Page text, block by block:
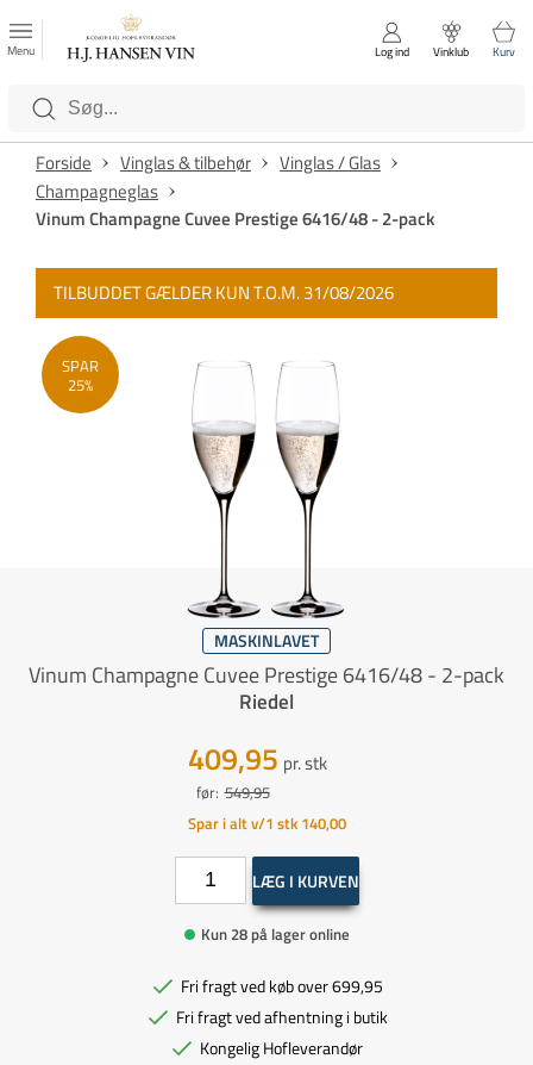
Luk
Kategorier
Menu Log ind Vinklub Kurv
Forside Vinglas & tilbehør
Vinglas / Glas
Champagneglas
Vinum Champagne Cuvee Prestige 6416/48 - 2-pack
TILBUDDET GÆLDER KUN T.O.M. 31/08/2026
SPAR
25%
MASKINLAVET
Vinum Champagne Cuvee Prestige 6416/48 - 2-pack
Riedel
409,95 pr. stk
før: 549,95
Spar i alt v/1 stk 140,00
LÆG I KURVEN
Kun 28 på lager online
Fri fragt ved køb over 699,95
Fri fragt ved afhentning i butik
Kongelig Hofleverandør